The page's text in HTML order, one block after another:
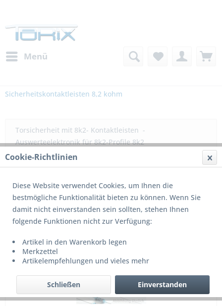
Menü
Sicherheitskontaktleisten 8,2 kohm
Torsicherheit mit 8k2- Kontaktleisten -
Auswerteelektronik für 8k2-Profile 8k2
Sicherheitskontaktleisten und Zubehör für 8,2 kohm
Kontaktleisten...mehr erfahren »
Filtern
Cookie-Richtlinien
Diese Website verwendet Cookies, um Ihnen die
bestmögliche Funktionalität bieten zu können. Wenn Sie
damit nicht einverstanden sein sollten, stehen Ihnen
folgende Funktionen nicht zur Verfügung:
Artikel in den Warenkorb legen
Merkzettel
Artikelempfehlungen und vieles mehr
Einverstanden
Schließen